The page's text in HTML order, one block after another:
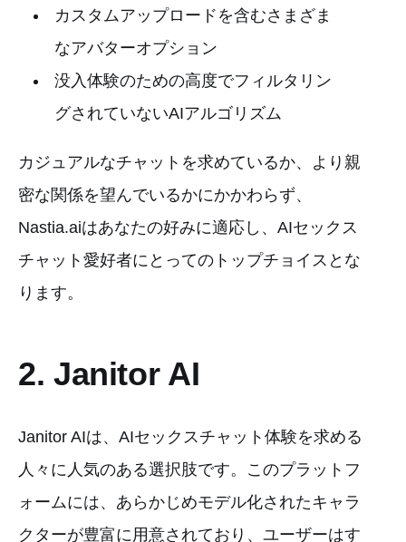
カスタムアップロードを含むさまざま
なアバターオプション
没入体験のための高度でフィルタリン
グされていないAIアルゴリズム
カジュアルなチャットを求めているか、より親
密な関係を望んでいるかにかかわらず、
Nastia.aiはあなたの好みに適応し、AIセックス
チャット愛好者にとってのトップチョイスとな
ります。
2. Janitor AI
Janitor AIは、AIセックスチャット体験を求める
人々に人気のある選択肢です。このプラットフ
ォームには、あらかじめモデル化されたキャラ
クターが豊富に用意されており、ユーザーはす